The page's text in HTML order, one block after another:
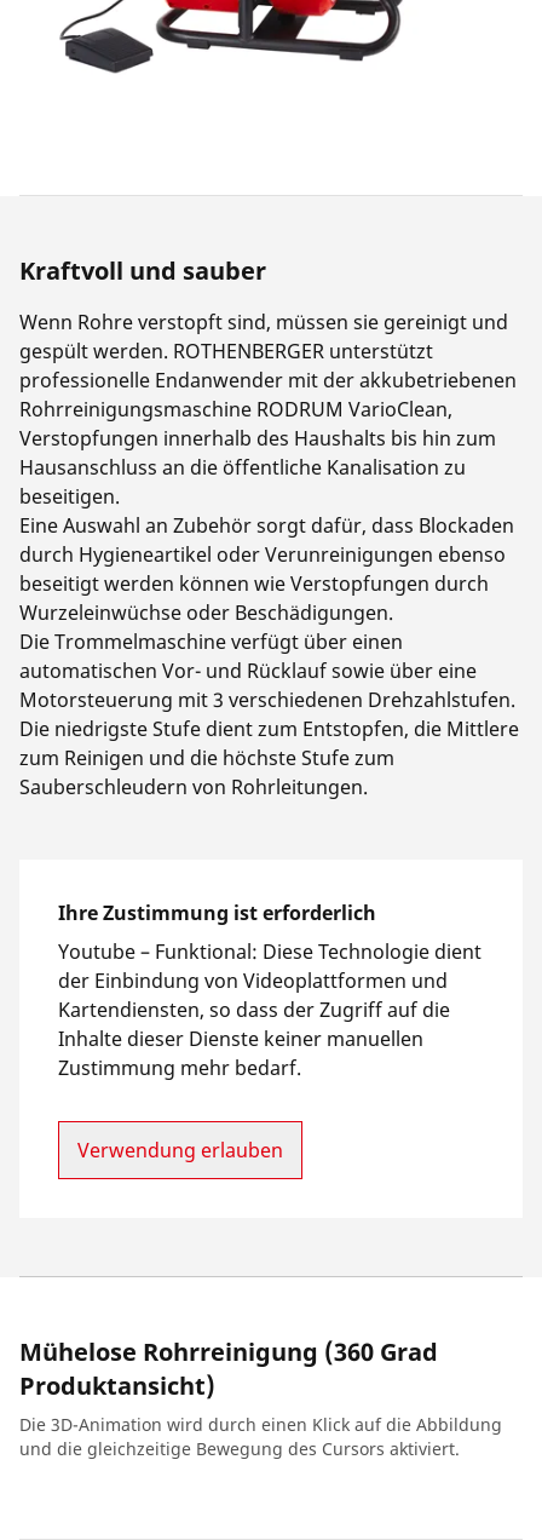
Kraftvoll und sauber
Wenn Rohre verstopft sind, müssen sie gereinigt und
gespült werden. ROTHENBERGER unterstützt
professionelle Endanwender mit der akkubetriebenen
Rohrreinigungsmaschine RODRUM VarioClean,
Verstopfungen innerhalb des Haushalts bis hin zum
Hausanschluss an die öffentliche Kanalisation zu
beseitigen.
Eine Auswahl an Zubehör sorgt dafür, dass Blockaden
durch Hygieneartikel oder Verunreinigungen ebenso
beseitigt werden können wie Verstopfungen durch
Wurzeleinwüchse oder Beschädigungen.
Die Trommelmaschine verfügt über einen
automatischen Vor- und Rücklauf sowie über eine
Motorsteuerung mit 3 verschiedenen Drehzahlstufen.
Die niedrigste Stufe dient zum Entstopfen, die Mittlere
zum Reinigen und die höchste Stufe zum
Sauberschleudern von Rohrleitungen.
Ihre Zustimmung ist erforderlich
Youtube – Funktional: Diese Technologie dient
der Einbindung von Videoplattformen und
Kartendiensten, so dass der Zugriff auf die
Inhalte dieser Dienste keiner manuellen
Zustimmung mehr bedarf.
Verwendung erlauben
Mühelose Rohrreinigung (360 Grad
Produktansicht)
Die 3D-Animation wird durch einen Klick auf die Abbildung
und die gleichzeitige Bewegung des Cursors aktiviert.